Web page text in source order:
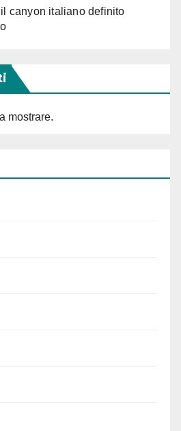
canyon italiano definito
mostrare.